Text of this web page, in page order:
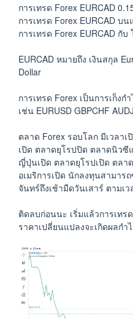
การเทรด Forex EURCAD
การเทรด Forex EURCAD บ
การเทรด Forex EURCAD กับ
EURCAD หมายถึง เงินสกุล
Dollar
การเทรด Forex เป็นการเก็ง
เช่น EURUSD GBPCHF
ตลาด Forex รอบโลก มีเวลา
เปิด ตลาดยุโรปปิด ตลาดนิวซี
ญี่ปุ่นเปิด ตลาดยุโรปเปิด ตล
อเมริการเปิด นักลงทุนสามาร
จันทร์ถึงเช้ามืดวันเสาร์ ตามเว
ติดลบก่อนนะ เริ่มแล้วการเทร
ราคาเปลี่ยนแปลงจะเกิดผลก